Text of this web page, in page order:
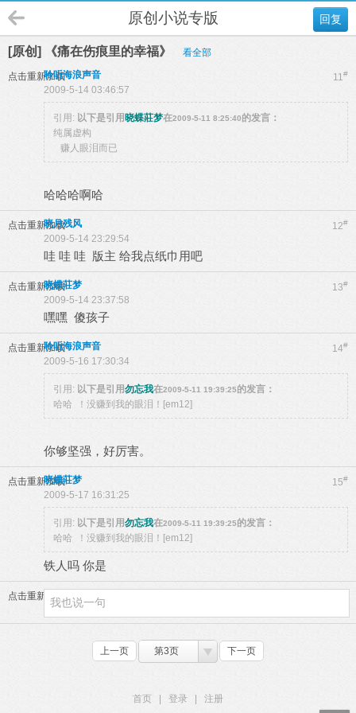
回复
原创小说专版
[原创] 《痛在伤痕里的幸福》 看全部
点击重新加载 11#
聆听海浪声音
2009-5-14 03:46:57
引用: 以下是引用晓蝶莊梦在2009-5-11 8:25:40的发言：
纯属虚构
赚人眼泪而已
哈哈哈啊哈
点击重新加载 12#
晓月残风
2009-5-14 23:29:54
哇 哇 哇 版主 给我点纸巾用吧
点击重新加载 13#
晓蝶莊梦
2009-5-14 23:37:58
嘿嘿 傻孩子
点击重新加载 14#
聆听海浪声音
2009-5-16 17:30:34
引用: 以下是引用勿忘我在2009-5-11 19:39:25的发言：
哈哈 ！没赚到我的眼泪！[em12]
你够坚强，好厉害。
点击重新加载 15#
晓蝶莊梦
2009-5-17 16:31:25
引用: 以下是引用勿忘我在2009-5-11 19:39:25的发言：
哈哈 ！没赚到我的眼泪！[em12]
铁人吗 你是
点击重新加载
上一页 第3页 下一页
首页 登录
注册